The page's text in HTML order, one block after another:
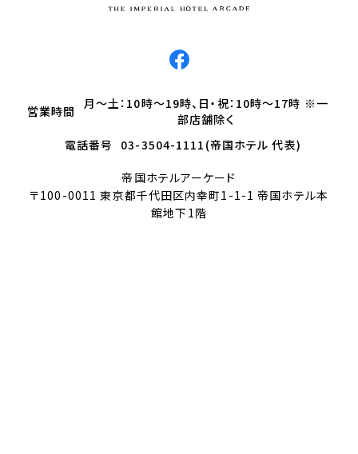
営業時間
月～土：10時～19時、日・祝：10時～17時 ※一
部店舗除く
電話番号
03-3504-1111(帝国ホテル 代表)
帝国ホテルアーケード
〒100-0011 東京都千代田区内幸町1-1-1 帝国ホテル本
館地下1階